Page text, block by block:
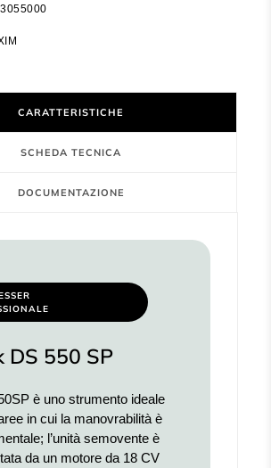
CARATTERISTICHE
SCHEDA TECNICA
DOCUMENTAZIONE
DS 550 SP
è uno strumento ideale
in cui la manovrabilità è
l’unità semovente è
da un motore da 18 CV